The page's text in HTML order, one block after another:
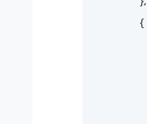
                {